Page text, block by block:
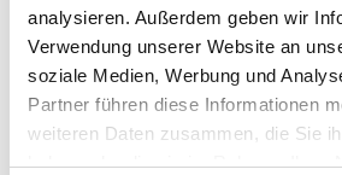
analysieren. Außerdem geben wir
Verwendung unserer Website an
soziale Medien, Werbung und
Partner führen diese Informationen
weiteren Daten zusammen, die Sie
haben oder die sie im Rahmen Ihrer
VPE 100
St.